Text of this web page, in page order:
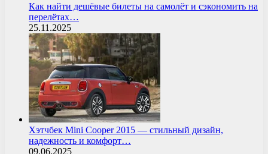
Как найти дешёвые билеты на самолёт и сэкономить на
перелётах…
25.11.2025
Хэтчбек Mini Cooper 2015 — стильный дизайн,
надежность и комфорт…
09.06.2025